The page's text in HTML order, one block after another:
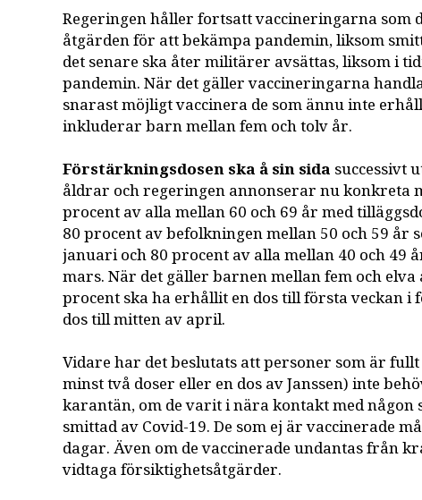
Regeringen håller fortsatt vaccineringarna som
åtgärden för att bekämpa pandemin, liksom
det senare ska åter militärer avsättas, liksom i
pandemin. När det gäller vaccineringarna
snarast möjligt vaccinera de som ännu inte
inkluderar barn mellan fem och tolv år.
Förstärkningsdosen ska å sin sida successivt
åldrar och regeringen annonserar nu konkreta
procent av alla mellan 60 och 69 år med
80 procent av befolkningen mellan 50 och 59 år
januari och 80 procent av alla mellan 40 och 49
mars. När det gäller barnen mellan fem och
procent ska ha erhållit en dos till första veckan
dos till mitten av april.
Vidare har det beslutats att personer som är
minst två doser eller en dos av Janssen) inte
karantän, om de varit i nära kontakt med någon
smittad av Covid-19. De som ej är vaccinerade
dagar. Även om de vaccinerade undantas från
vidtaga försiktighetsåtgärder.